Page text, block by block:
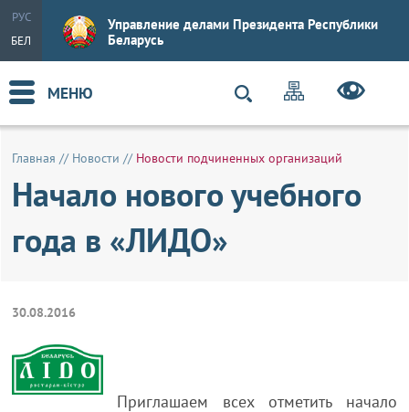
РУС
БЕЛ
Управление делами Президента Республики
Беларусь
МЕНЮ
Главная // Новости // Новости подчиненных организаций
Начало нового учебного
года в «ЛИДО»
30.08.2016
Приглашаем всех отметить начало